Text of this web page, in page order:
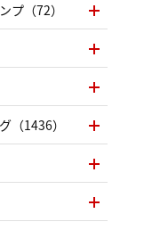
プ（72）
（1436）